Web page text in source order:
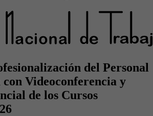
del Personal
Videoconferencia y
de los Cursos